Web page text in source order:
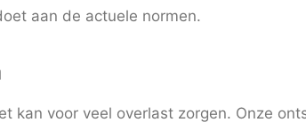
aan de actuele normen.
kan voor veel overlast zorgen. Onze